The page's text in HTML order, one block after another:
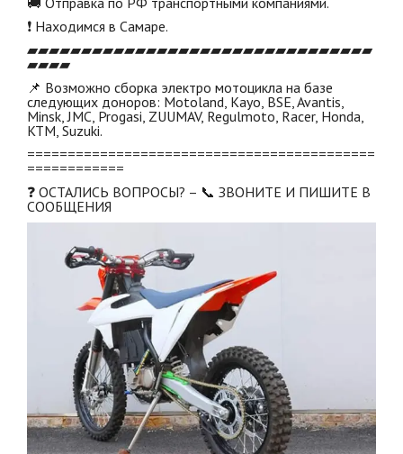
❗ Находимся в Самаре.
▰▰▰▰▰▰▰▰▰▰▰▰▰▰▰▰▰▰▰▰▰▰▰▰▰▰▰▰▰▰▰▰
▰▰▰▰
📌 Возможно сборка электро мотоцикла на базе
следующих доноров: Motoland, Kayo, BSE, Avantis,
Minsk, JMC, Progasi, ZUUMAV, Regulmoto, Racer, Honda,
KTM, Suzuki.
===========================================
============
❓ ОСТАЛИСЬ ВОПРОСЫ? – 📞 ЗВОНИТЕ И ПИШИТЕ В
СООБЩЕНИЯ